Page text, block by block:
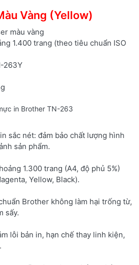
Vàng (Yellow)
màu vàng
1.400 trang (theo tiêu chuẩn ISO
263Y
in Brother TN-263
sắc nét: đảm bảo chất lượng hình
sản phẩm.
1.300 trang (A4, độ phủ 5%)
Yellow, Black).
Brother không làm hại trống từ,
sấy.
lỗi bản in, hạn chế thay linh kiện,